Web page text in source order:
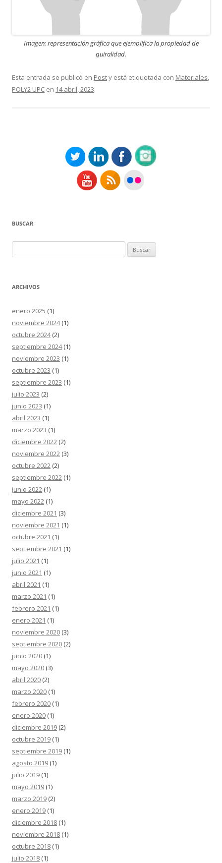
Imagen: representación gráfica que ejemplifica la propiedad de
quiralidad.
Esta entrada se publicó en Posty está etiquetada con Materiales,
POLY2 UPC en 14 abril, 2023.
BUSCAR
ARCHIVOS
enero 2025 (1)
noviembre 2024(1)
octubre 2024(2)
septiembre 2024(1)
noviembre 2023 (1)
octubre 2023 (1)
septiembre 2023 (1)
julio 2023 (2)
junio 2023 (1)
abril 2023 (1)
marzo 2023 (1)
diciembre 2022 (2)
noviembre 2022 (3)
octubre 2022 (2)
septiembre 2022 (1)
junio 2022 (1)
mayo 2022 (1)
diciembre 2021 (3)
noviembre 2021 (1)
octubre 2021 (1)
septiembre 2021 (1)
julio 2021 (1)
junio 2021 (1)
abril 2021 (1)
marzo 2021 (1)
febrero 2021 (1)
enero 2021 (1)
noviembre 2020 (3)
septiembre 2020 (2)
junio 2020 (1)
mayo 2020 (3)
abril 2020 (2)
marzo 2020 (1)
febrero 2020 (1)
enero 2020 (1)
diciembre 2019 (2)
octubre 2019 (1)
septiembre 2019 (1)
agosto 2019 (1)
julio 2019 (1)
mayo 2019 (1)
marzo 2019 (2)
enero 2019 (1)
diciembre 2018 (1)
noviembre 2018 (1)
octubre 2018 (1)
julio 2018 (1)